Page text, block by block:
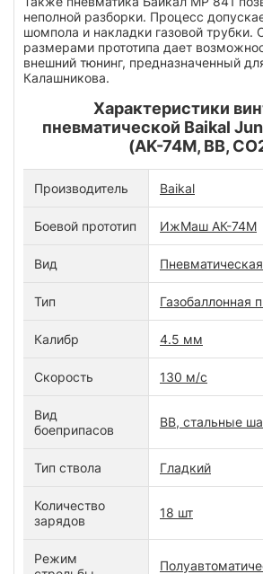
неполной разборки. Процесс
шомпола и накладки газовой трубки.
размерами прототипа дает
внешний тюнинг, предназначенный
Калашникова.
Характеристики
пневматической Baikal
(AK-74M, BB,
Производитель Baikal
Боевой прототип ИжМаш АК-74М
Вид
Тип Газобаллонная
Калибр 4.5 мм
Скорость 130 м/с
Вид
боеприпасов
BB, стальные
Тип ствола Гладкий
Количество
зарядов
18 шт
Режим